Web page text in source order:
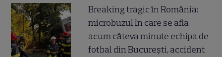
Breaking tragic în România:
microbuzul în care se afla
acum câteva minute echipa de
fotbal din București, accident